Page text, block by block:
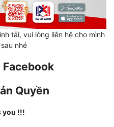
tải, vui lòng liên hệ cho mình
nhé
Facebook
Quyền
you !!!